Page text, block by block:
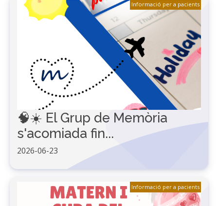
🧠☀️ El Grup de Memòria
s'acomiada fin...
2026-06-23
Informació per a pacients
Informació per a pacients